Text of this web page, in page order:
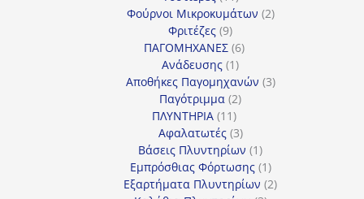
προϊόντα
Φούρνοι Μικροκυμάτων 22
Φριτέζες 99
προϊόντα
ΠΑΓΟΜΗΧΑΝΕΣ 66
Ανάδευσης 11
προϊόν
Αποθήκες Παγομηχανών 33
Παγότριμμα 22
ΠΛΥΝΤΗΡΙΑ 1111
προϊόντα
Αφαλατωτές 33
προϊόντα
Βάσεις Πλυντηρίων 11
προϊόν
Εμπρόσθιας Φόρτωσης 11
προϊόν
Εξαρτήματα Πλυντηρίων 22